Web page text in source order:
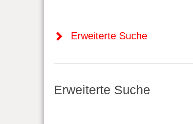
Erweiterte Suche
Erweiterte Suche